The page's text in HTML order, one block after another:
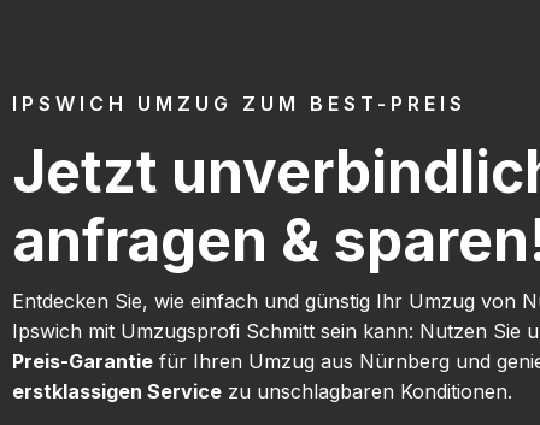
IPSWICH UMZUG ZUM BEST-PREIS
Jetzt
anfragen &
Entdecken Sie, wie einfach und günstig Ihr Umzug von
Ipswich mit Umzugsprofi Schmitt sein kann: Nutzen Sie
Preis-Garantie für Ihren Umzug aus Nürnberg und
erstklassigen Service zu unschlagbaren Konditionen.